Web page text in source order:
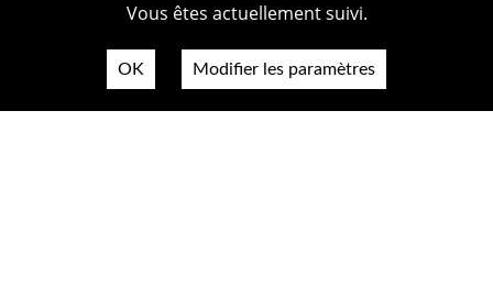
Vous êtes actuellement suivi.
OK Modifier les paramètres